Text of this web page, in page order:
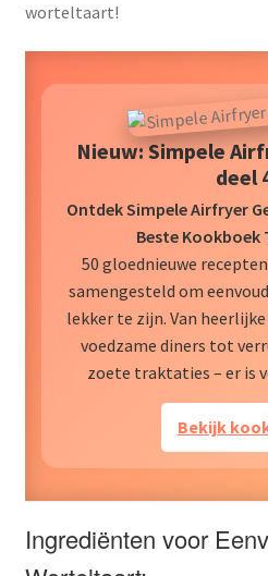
worteltaart!
Nieuw: Simpele
deel
Ontdek Simpele Airfryer
Beste Kookboek
50 gloednieuwe
samengesteld om
lekker te zijn. Van
voedzame diners tot
zoete traktaties – er is
Bekijk
Ingrediënten voor